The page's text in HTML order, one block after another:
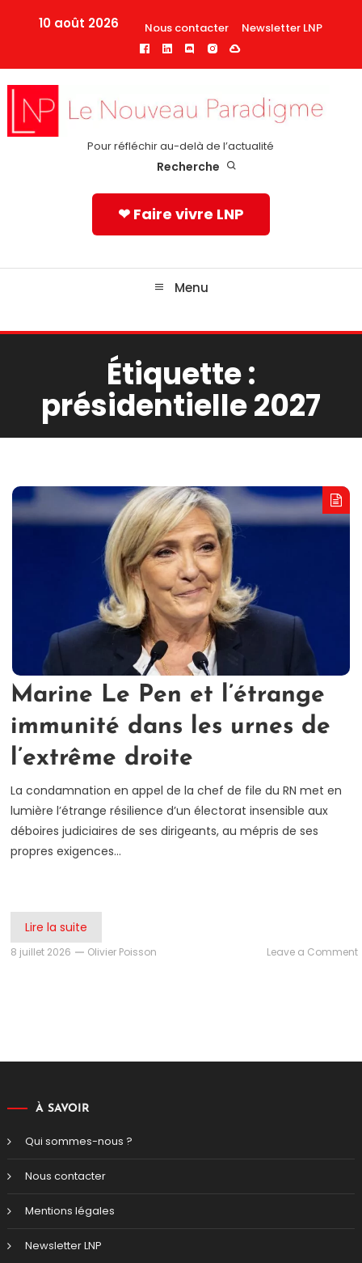
10 août 2026 Nous contacter Newsletter LNP
Pour réfléchir au-delà de l’actualité
Recherche
❤ Faire vivre LNP
Menu
Étiquette :
présidentielle 2027
Marine Le Pen et l’étrange
immunité dans les urnes de
l’extrême droite
La condamnation en appel de la chef de file du RN met en
lumière l’étrange résilience d’un électorat insensible aux
déboires judiciaires de ses dirigeants, au mépris de ses
propres exigences…
Lire la suite
8 juillet 2026 Olivier Poisson Leave a Comment
À SAVOIR
Qui sommes-nous ?
Nous contacter
Mentions légales
Newsletter LNP